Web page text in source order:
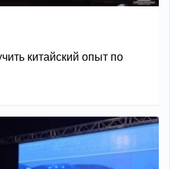
китайский опыт по